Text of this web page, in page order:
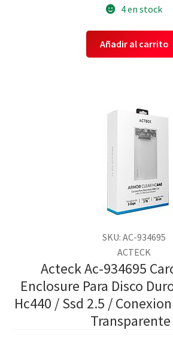
4 en stock
Añadir al carrito
SKU: AC-934695
ACTECK
Acteck Ac-934695
Enclosure Para Disco
Hc440 / Ssd 2.5 /